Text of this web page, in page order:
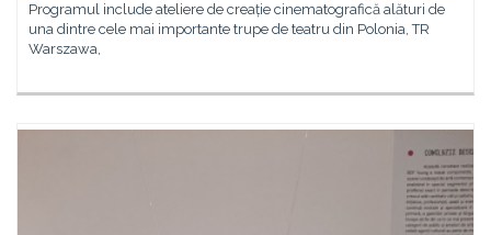
Programul include ateliere de creație cinematografică alături de
una dintre cele mai importante trupe de teatru din Polonia, TR
Warszawa,